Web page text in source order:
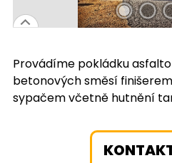
Provádíme pokládku
betonových směsí
sypačem včetně hutnění